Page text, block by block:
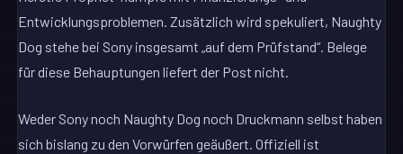
Entwicklungsproblemen. Zusätzlich wird spekuliert, Naughty
Dog stehe bei Sony insgesamt „auf dem Prüfstand“. Belege
für diese Behauptungen liefert der Post nicht.
Weder Sony noch Naughty Dog noch Druckmann selbst haben
sich bislang zu den Vorwürfen geäußert. Offiziell ist